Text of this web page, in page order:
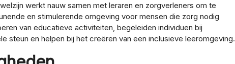
werkt nauw samen met leraren en zorgverleners om te
en stimulerende omgeving voor mensen die zorg nodig
van educatieve activiteiten, begeleiden individuen bij
steun en helpen bij het creëren van een inclusieve leeromgeving.